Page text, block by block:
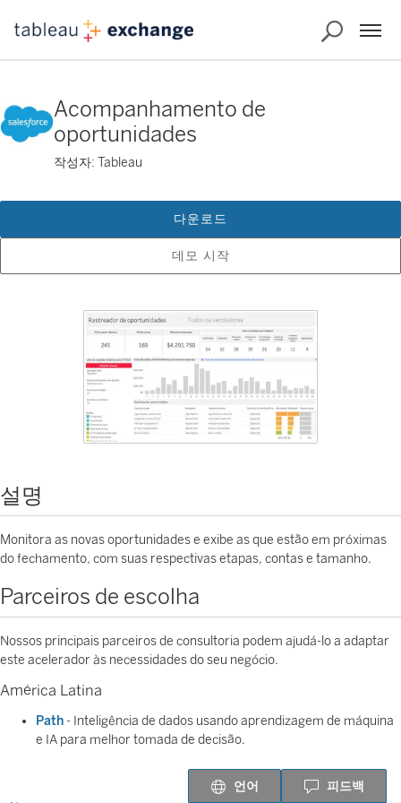
Acompanhamento de
oportunidades
작성자: Tableau
데모 시작
다운로드
설명
Monitora as novas oportunidades e exibe as que estão em próximas
do fechamento, com suas respectivas etapas, contas e tamanho.
Parceiros de escolha
Nossos principais parceiros de consultoria podem ajudá-lo a adaptar
este acelerador às necessidades do seu negócio.
América Latina
Path - Inteligência de dados usando aprendizagem de máquina
e IA para melhor tomada de decisão.
언어 피드백